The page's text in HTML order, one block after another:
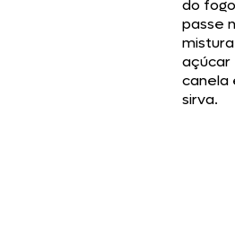
do
passe
açúcar
canela
sirva.